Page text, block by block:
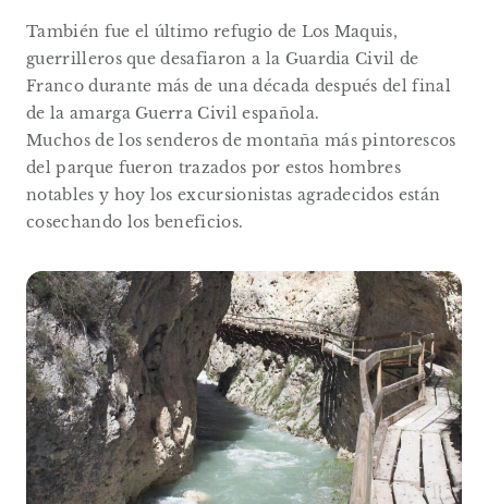
También fue el último refugio de Los Maquis,
guerrilleros que desafiaron a la Guardia Civil de
Franco durante más de una década después del final
de la amarga Guerra Civil española.
Muchos de los senderos de montaña más pintorescos
del parque fueron trazados por estos hombres
notables y hoy los excursionistas agradecidos están
cosechando los beneficios.